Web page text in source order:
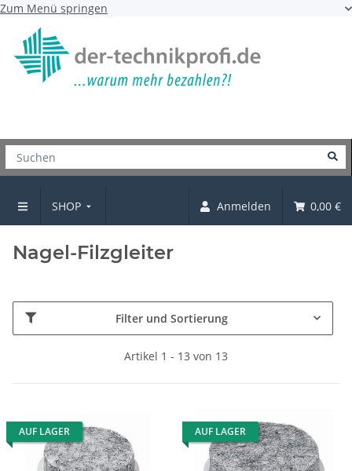
Zum Menü springen
SHOP Anmelden 0,00 €
Gleiter und Kappen
Nagel-Filzgleiter
Filter und Sortierung
Artikel 1 - 13 von 13
AUF LAGER AUF LAGER